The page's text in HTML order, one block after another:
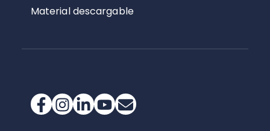
Material descargable